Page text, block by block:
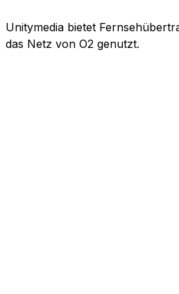
Unitymedia bietet
das Netz von O2 genutzt.